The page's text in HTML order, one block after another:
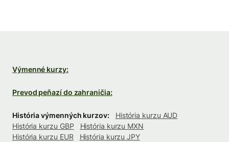
Výmenné kurzy:
Prevod peňazí do zahraničia:
História výmenných kurzov:
História kurzu AUD
História kurzu GBP
História kurzu MXN
História kurzu EUR
História kurzu JPY